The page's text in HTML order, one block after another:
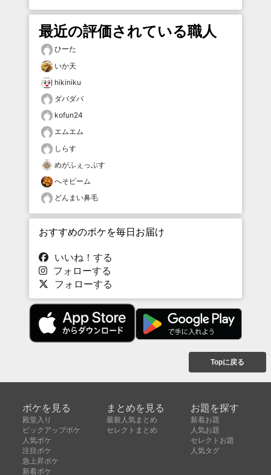
最近の評価されている職人
ひーた
いか天
hikiniku
ダバダバ
kofun24
エムエム
しらす
めがふぇっぷす
へそビーム
どんまい鼻毛
おすすめのボケを毎日お届け
いいね！する
フォローする
フォローする
Topに戻る
ボケを見る
殿堂入り
ピックアップボケ
人気ボケ
注目ボケ
急上昇ボケ
新着ボケ
まとめを見る
最新人気まとめ
セレクトまとめ
お題を探す
新着お題
人気お題
セレクトお題
人気タグ